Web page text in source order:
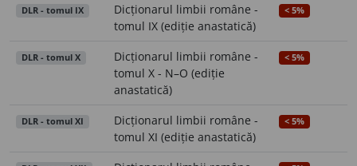
DLR - tomul IX
Dicționarul limbii române -
tomul IX (ediție anastatică)
< 5%
DLR - tomul X
Dicționarul limbii române -
tomul X - N–O (ediție
anastatică)
< 5%
DLR - tomul XI
Dicționarul limbii române -
tomul XI (ediție anastatică)
< 5%